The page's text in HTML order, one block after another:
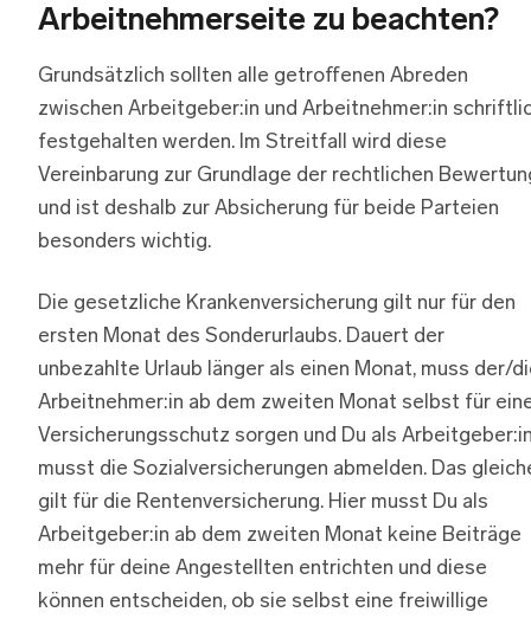
Arbeitnehmerseite zu beachten?
Grundsätzlich sollten alle getroffenen Abreden
zwischen Arbeitgeber:in und Arbeitnehmer:in
festgehalten werden. Im Streitfall wird diese
Vereinbarung zur Grundlage der rechtlichen
und ist deshalb zur Absicherung für beide Parteien
besonders wichtig.
Die gesetzliche Krankenversicherung gilt nur für den
ersten Monat des Sonderurlaubs. Dauert der
unbezahlte Urlaub länger als einen Monat, muss der/
Arbeitnehmer:in ab dem zweiten Monat selbst für
Versicherungsschutz sorgen und Du als
musst die Sozialversicherungen abmelden. Das
gilt für die Rentenversicherung. Hier musst Du als
Arbeitgeber:in ab dem zweiten Monat keine Beiträge
mehr für deine Angestellten entrichten und diese
können entscheiden, ob sie selbst eine freiwillige